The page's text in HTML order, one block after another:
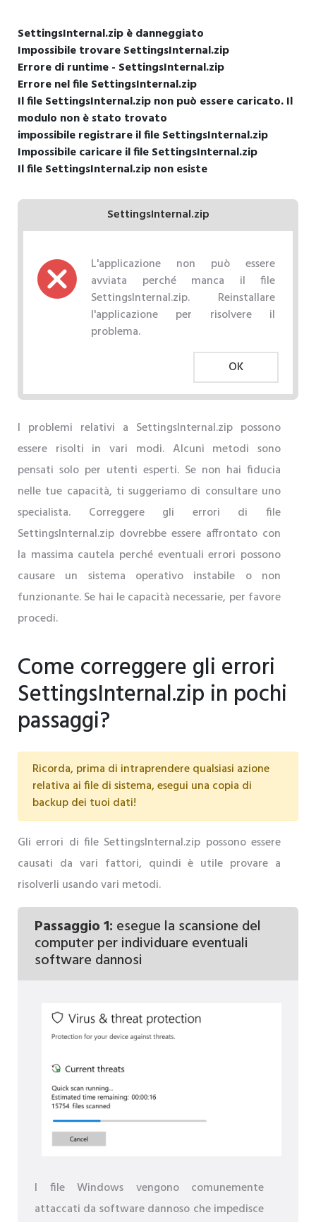
SettingsInternal.zip è danneggiato
Impossibile trovare SettingsInternal.zip
Errore di runtime - SettingsInternal.zip
Errore nel file SettingsInternal.zip
Il file SettingsInternal.zip non può essere caricato. Il
modulo non è stato trovato
impossibile registrare il file SettingsInternal.zip
Impossibile caricare il file SettingsInternal.zip
Il file SettingsInternal.zip non esiste
SettingsInternal.zip
L'applicazione non può essere
avviata perché manca il file
SettingsInternal.zip. Reinstallare
l'applicazione per risolvere il
problema.
OK
I problemi relativi a SettingsInternal.zip possono
essere risolti in vari modi. Alcuni metodi sono
pensati solo per utenti esperti. Se non hai fiducia
nelle tue capacità, ti suggeriamo di consultare uno
specialista. Correggere gli errori di file
SettingsInternal.zip dovrebbe essere affrontato con
la massima cautela perché eventuali errori possono
causare un sistema operativo instabile o non
funzionante. Se hai le capacità necessarie, per favore
procedi.
Come correggere gli errori
SettingsInternal.zip in pochi
passaggi?
Ricorda, prima di intraprendere qualsiasi azione
relativa ai file di sistema, esegui una copia di
backup dei tuoi dati!
Gli errori di file SettingsInternal.zip possono essere
causati da vari fattori, quindi è utile provare a
risolverli usando vari metodi.
Passaggio 1: esegue la scansione del
computer per individuare eventuali
software dannosi
I file Windows vengono comunemente
attaccati da software dannoso che impedisce